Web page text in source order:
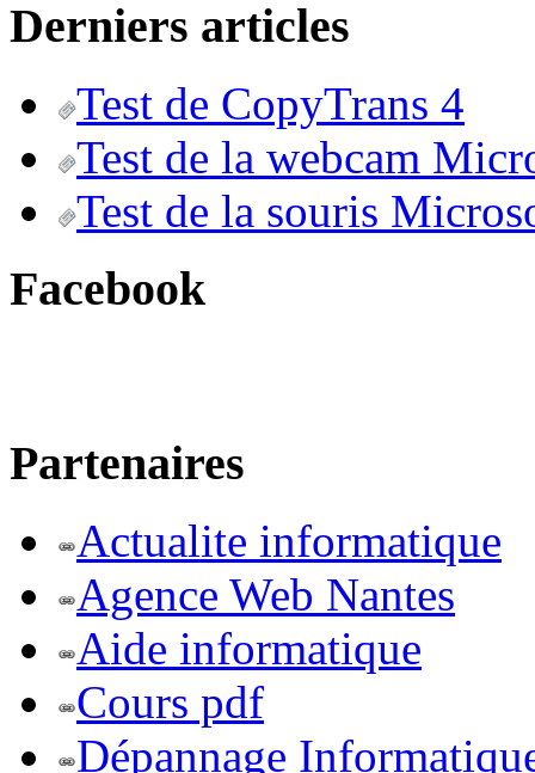
Derniers articles
Test de CopyTrans 4
Test de la webcam
Test de la souris
Facebook
Partenaires
Actualite informatique
Agence Web Nantes
Aide informatique
Cours pdf
Dépannage